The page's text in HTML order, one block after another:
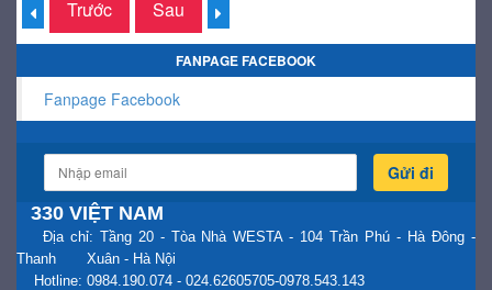
Trước Sau
FANPAGE FACEBOOK
Fanpage Facebook
Gửi đi
330 VIỆT NAM
Địa chỉ: Tầng 20 - Tòa Nhà WESTA - 104 Trần Phú - Hà Đông -
Thanh Xuân - Hà Nội
Hotline: 0984.190.074 - 024.62605705-0978.543.143